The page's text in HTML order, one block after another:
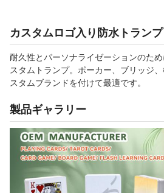
カスタムロゴ入り防水トランプ
耐久性とパーソナライゼーションのた
スタムトランプ。ポーカー、ブリッジ
スタムブランドを付けて最適です。
製品ギャラリー